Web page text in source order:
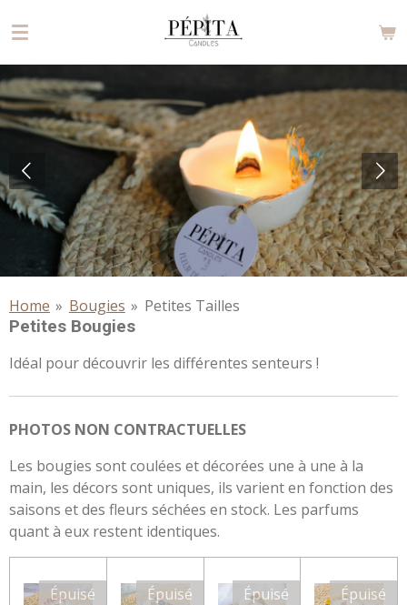
au
contenu
principal
Home » Bougies » Petites Tailles
Petites Bougies
Idéal pour découvrir les différentes senteurs !
PHOTOS NON CONTRACTUELLES
Les bougies sont coulées et décorées une à une à la
main, les décors sont uniques, ils varient en fonction des
saisons et des fleurs séchées en stock. Les parfums
quant à eux restent identiques.
Épuisé Épuisé Épuisé Épuisé